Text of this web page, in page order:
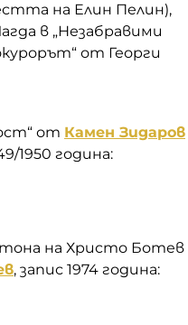
на Елин Пелин),
в „Незабравими
от Георги
от Камен Зидаров
1950 година:
на Христо Ботев
, запис 1974 година: